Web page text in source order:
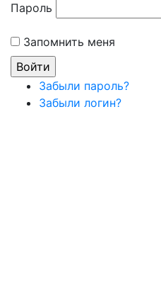
Пароль
Запомнить меня
Забыли пароль?
Забыли логин?